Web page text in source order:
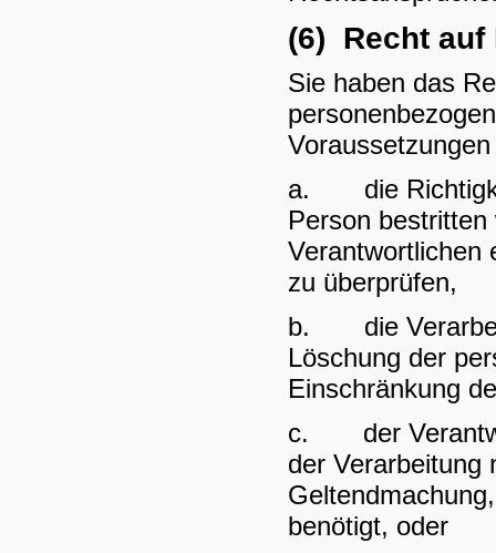
(6) Recht auf
Sie haben das
a. die
Person
Verantwortlichen
zu überprüfen,
b. die
Löschung der
Einschränkung
c. der
der Verarbeitung
benötigt, oder